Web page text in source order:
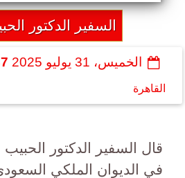
السفير الدكتور
الخميس، 31 يوليو 2025
القاهرة
قال السفير الدكتور الحبيب
في الديوان الملكي